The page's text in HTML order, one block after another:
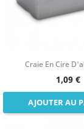
Craie En Cire
1,09 €
AJOUTER AU